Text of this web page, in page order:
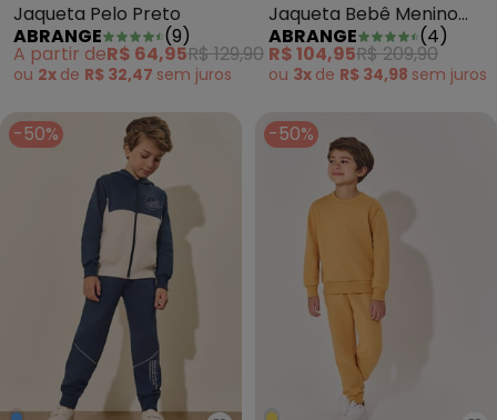
Jaqueta Pelo Preto
ABRANGE
(9)
A partir deR$ 64,95R$ 129,90
ou 2x de R$ 32,47 sem juros
Jaqueta Bebê Menino
Animais da Floresta Azul
ABRANGE (4)
R$ 104,95R$ 209,90
ou 3x de R$ 34,98 sem juros
-50% -50%